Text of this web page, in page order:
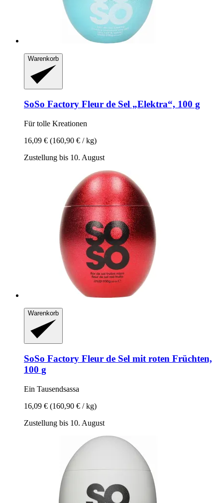
Warenkorb
SoSo Factory Fleur de Sel „Elektra“, 100 g
Für tolle Kreationen
16,09 € (160,90 € / kg)
Zustellung bis 10. August
Warenkorb
SoSo Factory Fleur de Sel mit roten Früchten,
100 g
Ein Tausendsassa
16,09 € (160,90 € / kg)
Zustellung bis 10. August